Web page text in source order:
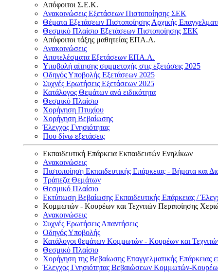
Απόφοιτοι Σ.Ε.Κ.
Ανακοινώσεις Εξετάσεων Πιστοποίησης ΣΕΚ
Θέματα Εξετάσεων Πιστοποίησης Αρχικής
Θεσμικό Πλαίσιο Εξετάσεων Πιστοποίησης ΣΕΚ
Απόφοιτοι τάξης μαθητείας ΕΠΑ.Λ.
Ανακοινώσεις
Αποτελέσματα Εξετάσεων ΕΠΑ.Λ.
Υποβολή αίτησης συμμετοχής στις εξετάσεις 2025
Οδηγός Υποβολής Εξετάσεων 2025
Συχνές Ερωτήσεις Εξετάσεων 2025
Κατάλογος Θεμάτων ανά ειδικότητα
Θεσμικό Πλαίσιο
Χορήγηση Πτυχίου
Χορήγηση Βεβαίωσης
Έλεγχος Γνησιότητας
Που δίνω εξετάσεις
Εκπαιδευτική Επάρκεια Εκπαιδευτών Ενηλίκων
Ανακοινώσεις
Πιστοποίηση Εκπαιδευτικής Επάρκειας - Βήματα και
Τράπεζα Θεμάτων
Θεσμικό Πλαίσιο
Εκτύπωση Βεβαίωσης Εκπαιδευτικής Επάρκειας /
Κομμωτών - Κουρέων και Τεχνιτών Περιποίησης
Ανακοινώσεις
Συχνές Ερωτήσεις Απαντήσεις
Οδηγός Υποβολής
Κατάλογοι θεμάτων Κομμωτών - Κουρέων και
Θεσμικό Πλαίσιο
Χορήγηση της Βεβαίωσης Επαγγελματικής
Έλεγχος Γνησιότητας Βεβαιώσεων Κομμωτών-